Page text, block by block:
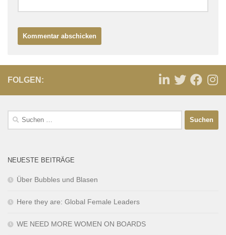
FOLGEN:
NEUESTE BEITRÄGE
Über Bubbles und Blasen
Here they are: Global Female Leaders
WE NEED MORE WOMEN ON BOARDS